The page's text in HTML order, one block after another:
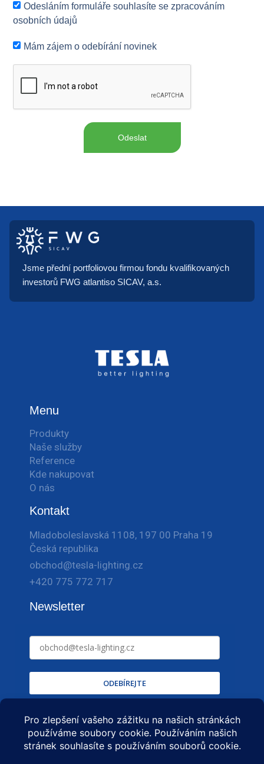
Odesláním formuláře souhlasíte se zpracováním
osobních údajů
Mám zájem o odebírání novinek
Odeslat
Jsme přední portfoliovou firmou fondu kvalifikovaných
investorů FWG atlantiso SICAV, a.s.
Menu
Produkty
Naše služby
Reference
Kde nakupovat
O nás
Kontakt
Mladoboleslavská 1108, 197 00 Praha 19
Česká republika
obchod@tesla-lighting.cz
+420 775 772 717
Newsletter
ODEBÍREJTE